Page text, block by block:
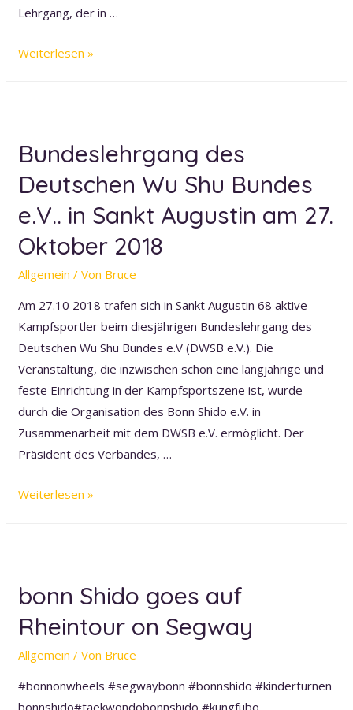
Lehrgang, der in …
Internatinaler
Weiterlesen »
Bundeslehrgang des
Deutschen Wu Shu Bundes
e.V.. in Sankt Augustin am 27.
Oktober 2018
Allgemein / Von Bruce
Am 27.10 2018 trafen sich in Sankt Augustin 68 aktive
Kampfsportler beim diesjährigen Bundeslehrgang des
Deutschen Wu Shu Bundes e.V (DWSB e.V.). Die
Veranstaltung, die inzwischen schon eine langjährige und
feste Einrichtung in der Kampfsportszene ist, wurde
durch die Organisation des Bonn Shido e.V. in
Zusammenarbeit mit dem DWSB e.V. ermöglicht. Der
Präsident des Verbandes, …
Bundeslehrgang
Bundes
e.V..
Sankt
Augustin
am
Weiterlesen »
bonn Shido goes auf
Rheintour on Segway
Allgemein / Von Bruce
#bonnonwheels #segwaybonn #bonnshido #kinderturnen
bonnshido#taekwondobonnshido #kungfubo